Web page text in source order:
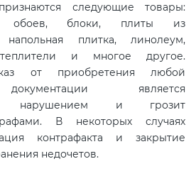
следующие товары:
обоев, блоки, плиты из
напольная плитка, линолеум,
и многое другое.
от приобретения любой
является
нарушением и грозит
В некоторых случаях
контрафакта и закрытие
недочетов.